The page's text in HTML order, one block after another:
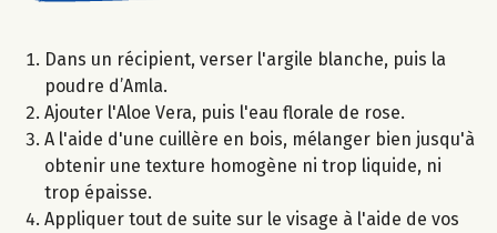
Dans un récipient, verser l'argile blanche, puis la
poudre d’Amla.
Ajouter l'Aloe Vera, puis l'eau florale de rose.
A l'aide d'une cuillère en bois, mélanger bien jusqu'à
obtenir une texture homogène ni trop liquide, ni
trop épaisse.
Appliquer tout de suite sur le visage à l'aide de vos